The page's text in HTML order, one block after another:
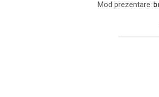
Mod prezentare: